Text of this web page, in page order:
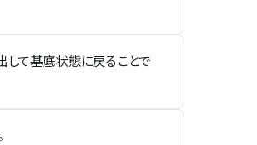
して基底状態に戻ることで